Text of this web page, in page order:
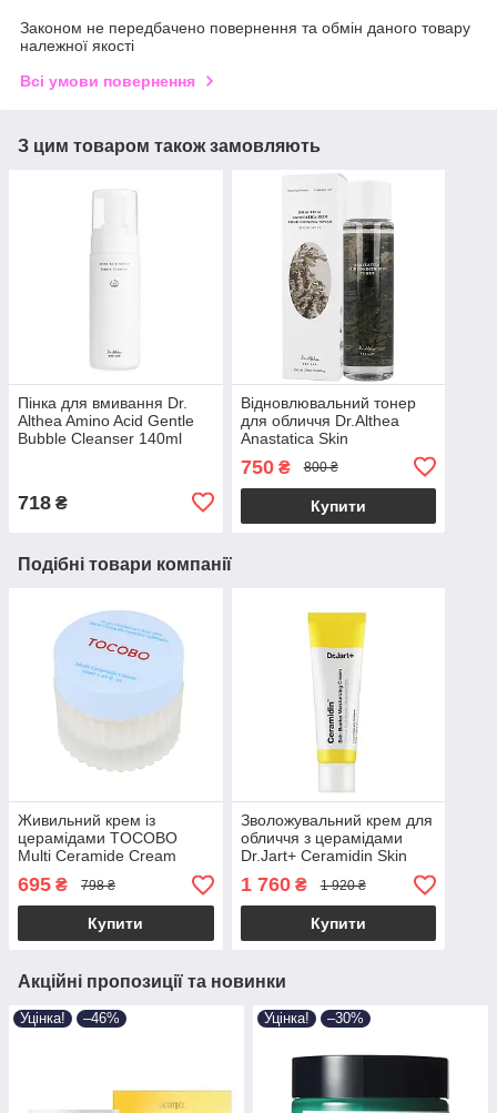
Законом не передбачено повернення та обмін даного товару
належної якості
Всі умови повернення
З цим товаром також замовляють
Пінка для вмивання Dr.
Althea Amino Acid Gentle
Bubble Cleanser 140ml
718 ₴
Відновлювальний тонер
для обличчя Dr.Althea
Anastatica Skin
Conditioning Toner 250ml
750₴ 800 ₴
Купити
Подібні товари компанії
Живильний крем із
церамідами TOCOBO
Multi Ceramide Cream
50ml
695 ₴ 798 ₴
Купити
Зволожувальний крем для
обличчя з церамідами
Dr.Jart+ Ceramidin Skin
Barrier Moisturizing Cream
50ml
1 760₴ 1 920 ₴
Купити
Акційні пропозиції та новинки
Уцінка! –46% Уцінка! –30%